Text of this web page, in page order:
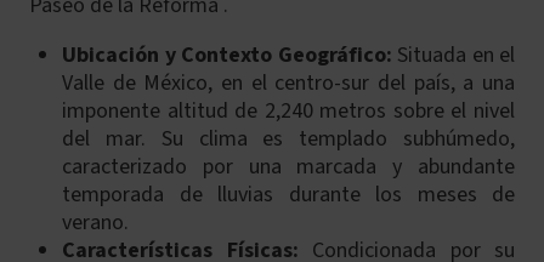
Ubicación y Contexto Geográfico: Situada en el
Valle de México, en el centro-sur del país, a una
imponente altitud de 2,240 metros sobre el nivel
del mar. Su clima es templado subhúmedo,
caracterizado por una marcada y abundante
temporada de lluvias durante los meses de
verano.
Características Físicas: Condicionada por su